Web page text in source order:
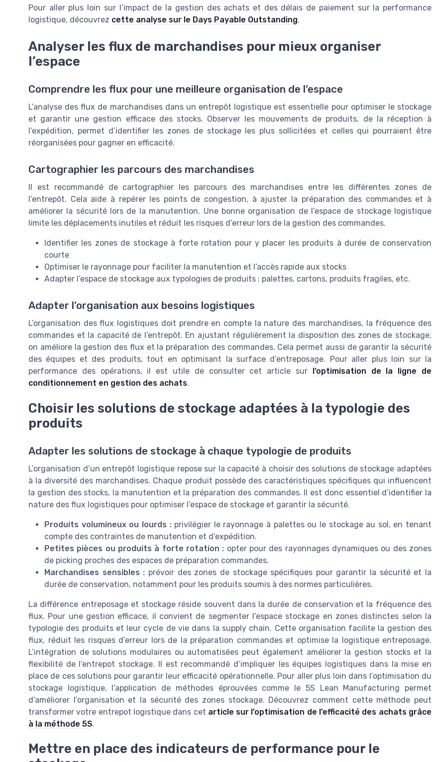
Pour aller plus loin sur l’impact de la gestion des achats et des délais de paiement sur la performance
logistique, découvrez cette analyse sur le Days Payable Outstanding.
Analyser les flux de marchandises pour mieux organiser
l’espace
Comprendre les flux pour une meilleure organisation de l’espace
L’analyse des flux de marchandises dans un entrepôt logistique est essentielle pour optimiser le stockage
et garantir une gestion efficace des stocks. Observer les mouvements de produits, de la réception à
l’expédition, permet d’identifier les zones de stockage les plus sollicitées et celles qui pourraient être
réorganisées pour gagner en efficacité.
Cartographier les parcours des marchandises
Il est recommandé de cartographier les parcours des marchandises entre les différentes zones de
l’entrepôt. Cela aide à repérer les points de congestion, à ajuster la préparation des commandes et à
améliorer la sécurité lors de la manutention. Une bonne organisation de l’espace de stockage logistique
limite les déplacements inutiles et réduit les risques d’erreur lors de la gestion des commandes.
Identifier les zones de stockage à forte rotation pour y placer les produits à durée de conservation
courte
Optimiser le rayonnage pour faciliter la manutention et l’accès rapide aux stocks
Adapter l’espace de stockage aux typologies de produits : palettes, cartons, produits fragiles, etc.
Adapter l’organisation aux besoins logistiques
L’organisation des flux logistiques doit prendre en compte la nature des marchandises, la fréquence des
commandes et la capacité de l’entrepôt. En ajustant régulièrement la disposition des zones de stockage,
on améliore la gestion des flux et la préparation des commandes. Cela permet aussi de garantir la sécurité
des équipes et des produits, tout en optimisant la surface d’entreposage. Pour aller plus loin sur la
performance des opérations, il est utile de consulter cet article sur
l’optimisation de la ligne de
conditionnement en gestion des achats.
Choisir les solutions de stockage adaptées à la typologie des
produits
Adapter les solutions de stockage à chaque typologie de produits
L’organisation d’un entrepôt logistique repose sur la capacité à choisir des solutions de stockage adaptées
à la diversité des marchandises. Chaque produit possède des caractéristiques spécifiques qui influencent
la gestion des stocks, la manutention et la préparation des commandes. Il est donc essentiel d’identifier la
nature des flux logistiques pour optimiser l’espace de stockage et garantir la sécurité.
Produits volumineux ou lourds :privilégier le rayonnage à palettes ou le stockage au sol, en tenant
compte des contraintes de manutention et d’expédition.
Petites pièces ou produits à forte rotation : opter pour des rayonnages dynamiques ou des zones
de picking proches des espaces de préparation commandes.
Marchandises sensibles : prévoir des zones de stockage spécifiques pour garantir la sécurité et la
durée de conservation, notamment pour les produits soumis à des normes particulières.
La différence entreposage et stockage réside souvent dans la durée de conservation et la fréquence des
flux. Pour une gestion efficace, il convient de segmenter l’espace stockage en zones distinctes selon la
typologie des produits et leur cycle de vie dans la supply chain. Cette organisation facilite la gestion des
flux, réduit les risques d’erreur lors de la préparation commandes et optimise la logistique entreposage.
L’intégration de solutions modulaires ou automatisées peut également améliorer la gestion stocks et la
flexibilité de l’entrepot stockage. Il est recommandé d’impliquer les équipes logistiques dans la mise en
place de ces solutions pour garantir leur efficacité opérationnelle. Pour aller plus loin dans l’optimisation du
stockage logistique, l’application de méthodes éprouvées comme le 5S Lean Manufacturing permet
d’améliorer l’organisation et la sécurité des zones stockage. Découvrez comment cette méthode peut
transformer votre entrepot logistique dans cet article sur l’optimisation de l’efficacité des achats grâce
à la méthode 5S.
Mettre en place des indicateurs de performance pour le